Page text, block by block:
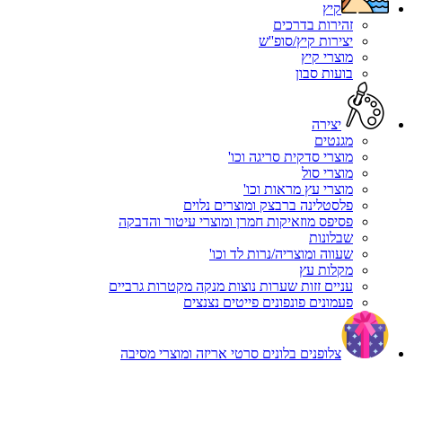
קיץ
זהירות בדרכים
יצירות קיץ/סופ''ש
מוצרי קיץ
בועות סבון
יצירה
מגנטים
מוצרי סדקית סריגה וכו'
מוצרי סול
מוצרי עץ מראות וכו'
פלסטלינה ברבצק ומוצרים נלוים
פסיפס מוזאיקות חמרן ומוצרי עיטור והדבקה
שבלונות
שעווה ומוצריה/נרות לד וכו'
מקלות עץ
עניים זזות שערות נוצות מנקה מקטרות גרביים
פעמונים פונפונים פייטים נצנצים
צלופנים בלונים סרטי אריזה ומוצרי מסיבה